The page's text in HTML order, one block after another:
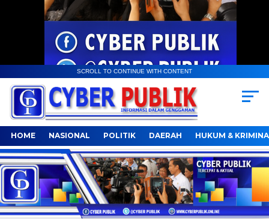
SCROLL TO CONTINUE WITH CONTENT
HOME NASIONAL POLITIK DAERAH HUKUM &